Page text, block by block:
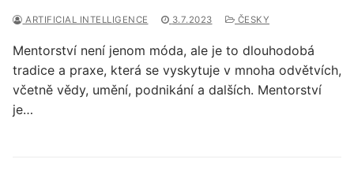
ARTIFICIAL INTELLIGENCE 3.7.2023 ČESKY
Mentorství není jenom móda, ale je to dlouhodobá
tradice a praxe, která se vyskytuje v mnoha odvětvích,
včetně vědy, umění, podnikání a dalších. Mentorství
je…